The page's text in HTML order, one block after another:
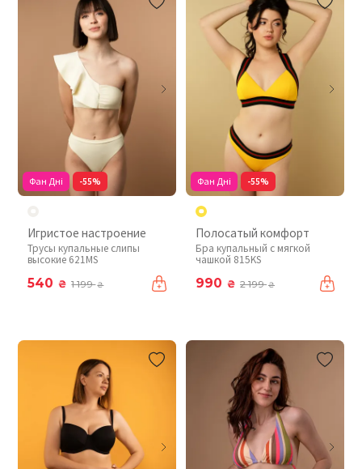
Фан Дні -55%
Игристое настроение
Трусы купальные слипы
высокие 621MS
540 ₴ 1 199₴
Фан Дні -55%
Полосатый комфорт
Бра купальный с мягкой
чашкой 815KS
990 ₴ 2 199₴